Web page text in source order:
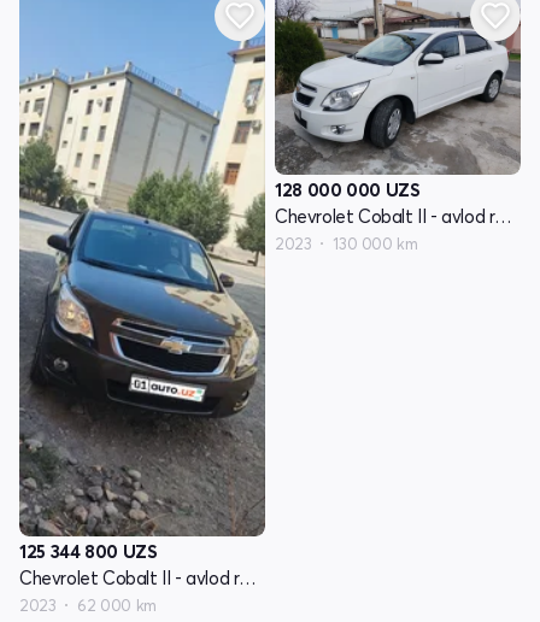
125 344 800 UZS
Chevrolet Cobalt II - avlod restayling
2023 62 000 km
128 000 000 UZS
Chevrolet Cobalt II - avlod restayling
2023 130 000 km